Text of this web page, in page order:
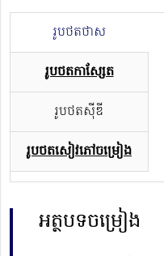
រូបថតថាស
រូបថតកាសែ្សត
រូបថតស៊ីឌី
រូបថតសៀវភៅចម្រៀង
អត្ថបទចម្រៀង